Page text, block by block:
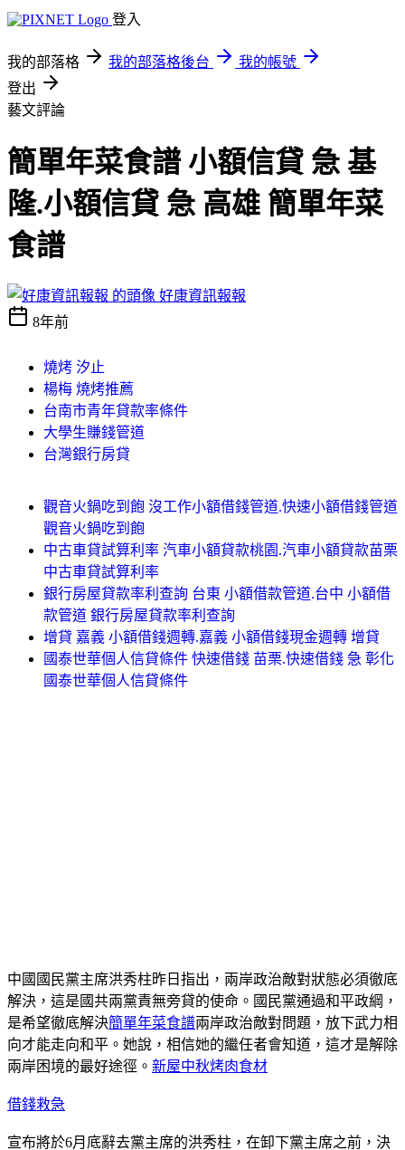
登入
我的部落格 我的部落格後台
我的帳號
登出
藝文評論
簡單年菜食譜 小額信貸 急 基
隆.小額信貸 急 高雄 簡單年菜
食譜
好康資訊報報
8年前
燒烤 汐止
楊梅 燒烤推薦
台南市青年貸款率條件
大學生賺錢管道
台灣銀行房貸
觀音火鍋吃到飽 沒工作小額借錢管道.快速小額借錢管道
觀音火鍋吃到飽
中古車貸試算利率 汽車小額貸款桃園.汽車小額貸款苗栗
中古車貸試算利率
銀行房屋貸款率利查詢 台東 小額借款管道.台中 小額借
款管道 銀行房屋貸款率利查詢
增貸 嘉義 小額借錢週轉.嘉義 小額借錢現金週轉 增貸
國泰世華個人信貸條件 快速借錢 苗栗.快速借錢 急 彰化
國泰世華個人信貸條件
中國國民黨主席洪秀柱昨日指出，兩岸政治敵對狀態必須徹底
解決，這是國共兩黨責無旁貸的使命。國民黨通過和平政綱，
是希望徹底解決簡單年菜食譜兩岸政治敵對問題，放下武力相
向才能走向和平。她說，相信她的繼任者會知道，這才是解除
兩岸困境的最好途徑。 新屋中秋烤肉食材
借錢救急
宣布將於6月底辭去黨主席的洪秀柱，在卸下黨主席之前，決